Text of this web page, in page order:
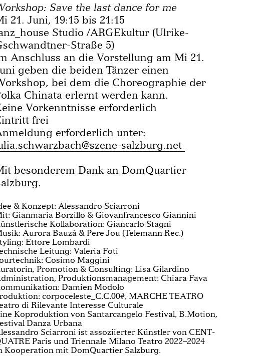
Save the last dance for me
21. Juni, 19:15 bis 21:15
Studio /ARGEkultur (Ulrike-
Straße 5)
Anschluss an die Vorstellung am Mi 21.
geben die beiden Tänzer einen
bei dem die Choreographie der
Chinata erlernt werden kann.
Vorkenntnisse erforderlich
frei
erforderlich unter:
salzburg.net
besonderem Dank an DomQuartier
& Konzept: Alessandro Sciarroni
Gianmaria Borzillo & Giovanfrancesco Giannini
Kollaboration: Giancarlo Stagni
Aurora Bauzà & Pere Jou (Telemann Rec.)
Ettore Lombardi
Leitung: Valeria Foti
Cosimo Maggini
Promotion & Consulting: Lisa Gilardino
Produktionsmanagement: Chiara Fava
Damien Modolo
corpoceleste_C.C.00#, MARCHE TEATRO
di Rilevante Interesse Culturale
Koproduktion von Santarcangelo Festival, B.Motion,
Danza Urbana
Sciarroni ist assoziierter Künstler von CENT­
Paris und Triennale Milano Teatro 2022–2024
Kooperation mit DomQuartier Salzburg.